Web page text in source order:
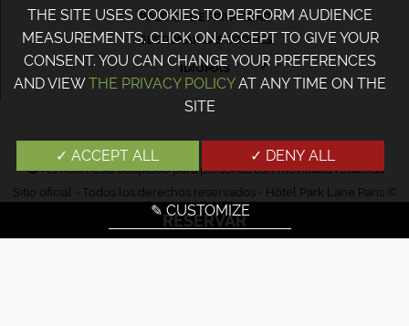
RESERVAR
POLÍTICA DE PRIVACIDAD
GESTIONAR LAS COOKIES
IDIOMAS
ITALIANO
DEUTSCH
ESPAÑOL
El hotel está adaptado para personas con movilidad reducida
Sitio oficial - Todos los derechos reservados - Hôtel Park Lane Paris ©
2026 - Conception & RealizaciónAgence WEBCOM
THE SITE USES COOKIES TO PERFORM AUDIENCE
MEASUREMENTS. CLICK ON ACCEPT TO GIVE YOUR
CONSENT. YOU CAN CHANGE YOUR PREFERENCES
AND VIEWTHE PRIVACY POLICYAT ANY TIME ON THE
SITE
✓ ACCEPT ALL ✓ DENY ALL
✎ CUSTOMIZE